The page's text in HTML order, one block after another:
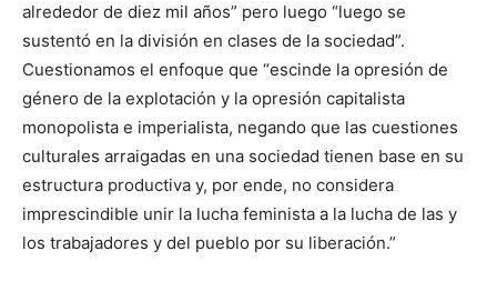
alrededor de diez mil años” pero luego “luego se
sustentó en la división en clases de la sociedad”.
Cuestionamos el enfoque que “escinde la opresión de
género de la explotación y la opresión capitalista
monopolista e imperialista, negando que las cuestiones
culturales arraigadas en una sociedad tienen base en su
estructura productiva y, por ende, no considera
imprescindible unir la lucha feminista a la lucha de las y
los trabajadores y del pueblo por su liberación.”